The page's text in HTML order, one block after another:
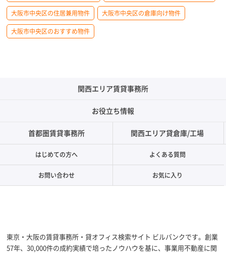
大阪市中央区の住居兼用物件 大阪市中央区の倉庫向け物件
大阪市中央区のおすすめ物件
関西エリア賃貸事務所
お役立ち情報
首都圏賃貸事務所 関西エリア貸倉庫/工場
はじめての方へ よくある質問
お問い合わせ お気に入り
東京・大阪の賃貸事務所・貸オフィス検索サイト ビルバンクです。創業
57年、30,000件の成約実績で培ったノウハウを基に、事業用不動産に関